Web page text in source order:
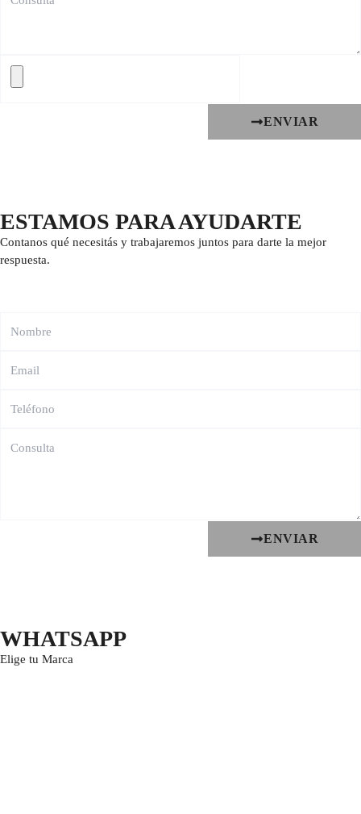
ENVIAR
ESTAMOS PARA AYUDARTE
Contanos qué necesitás y trabajaremos juntos para darte la mejor
respuesta.
ENVIAR
WHATSAPP
Elige tu Marca